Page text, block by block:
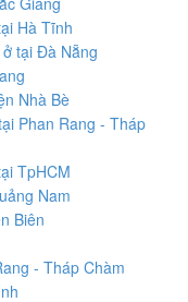
Hà Tĩnh
tại Đà Nẵng
Nhà Bè
Phan Rang - Tháp
TpHCM
Nam
Biên
- Tháp Chàm